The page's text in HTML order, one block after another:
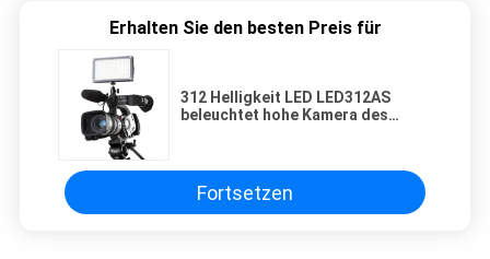
Erhalten Sie den besten Preis für
312 Helligkeit LED LED312AS
beleuchtet hohe Kamera des
LED
Fortsetzen